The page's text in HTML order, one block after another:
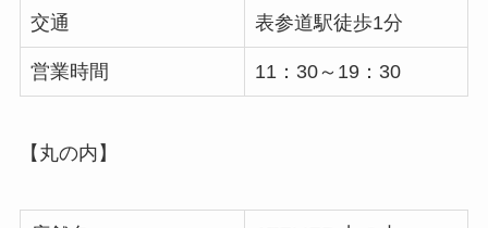
交通 表参道駅徒歩1分
営業時間 11：30～19：30
【丸の内】